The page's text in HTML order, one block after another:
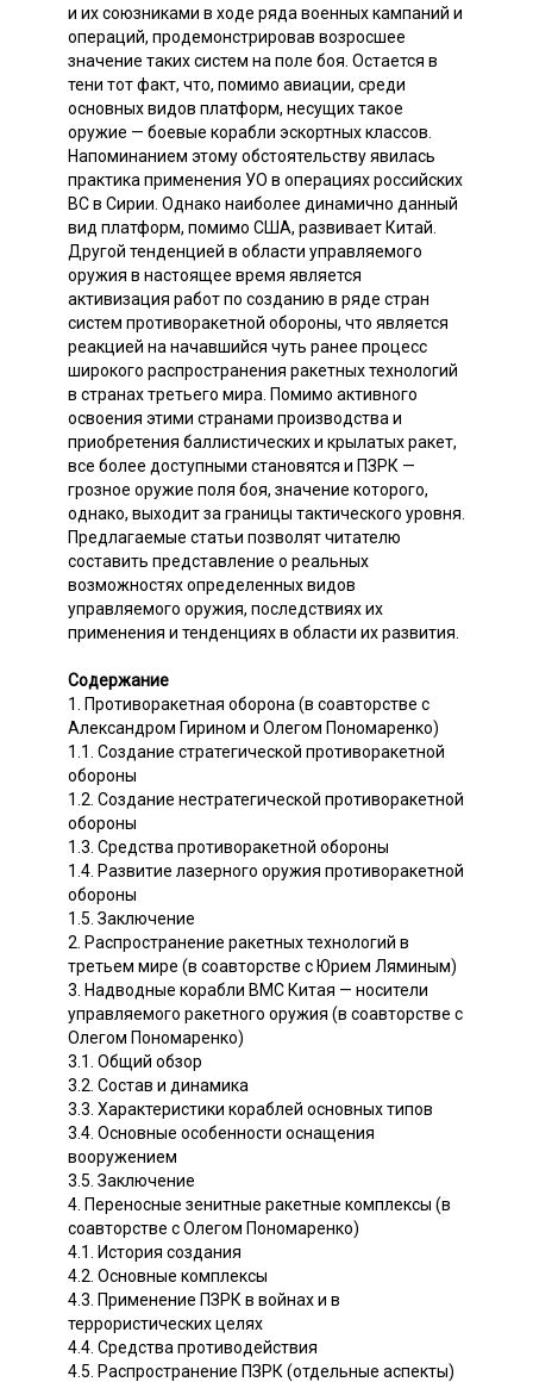
и их союзниками в ходе ряда военных кампаний и
операций, продемонстрировав возросшее
значение таких систем на поле боя. Остается в
тени тот факт, что, помимо авиации, среди
основных видов платформ, несущих такое
оружие — боевые корабли эскортных классов.
Напоминанием этому обстоятельству явилась
практика применения УО в операциях российских
ВС в Сирии. Однако наиболее динамично данный
вид платформ, помимо США, развивает Китай.
Другой тенденцией в области управляемого
оружия в настоящее время является
активизация работ по созданию в ряде стран
систем противоракетной обороны, что является
реакцией на начавшийся чуть ранее процесс
широкого распространения ракетных технологий
в странах третьего мира. Помимо активного
освоения этими странами производства и
приобретения баллистических и крылатых ракет,
все более доступными становятся и ПЗРК —
грозное оружие поля боя, значение которого,
однако, выходит за границы тактического уровня.
Предлагаемые статьи позволят читателю
составить представление о реальных
возможностях определенных видов
управляемого оружия, последствиях их
применения и тенденциях в области их развития.
Содержание
1. Противоракетная оборона (в соавторстве с
Александром Гирином и Олегом Пономаренко)
1.1. Создание стратегической противоракетной
обороны
1.2. Создание нестратегической противоракетной
обороны
1.3. Средства противоракетной обороны
1.4. Развитие лазерного оружия противоракетной
обороны
1.5. Заключение
2. Распространение ракетных технологий в
третьем мире (в соавторстве с Юрием Ляминым)
3. Надводные корабли ВМС Китая — носители
управляемого ракетного оружия (в соавторстве с
Олегом Пономаренко)
3.1. Общий обзор
3.2. Состав и динамика
3.3. Характеристики кораблей основных типов
3.4. Основные особенности оснащения
вооружением
3.5. Заключение
4. Переносные зенитные ракетные комплексы (в
соавторстве с Олегом Пономаренко)
4.1. История создания
4.2. Основные комплексы
4.3. Применение ПЗРК в войнах и в
террористических целях
4.4. Средства противодействия
4.5. Распространение ПЗРК (отдельные аспекты)